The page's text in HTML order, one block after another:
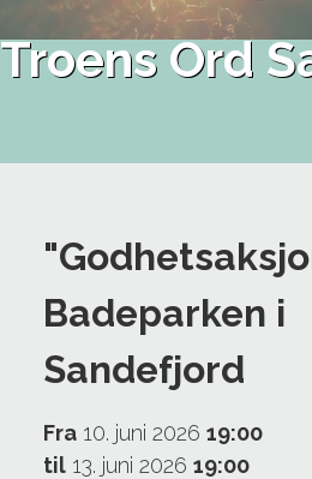
Troens Ord
Badeparken i
Sandefjord
Fra10. juni 2026 19:00
til13. juni 2026 19:00